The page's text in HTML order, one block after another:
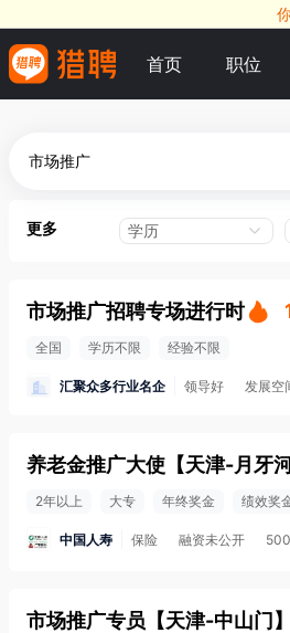
首页 职位
更多 学历
市场推广招聘专场进行时
全国 学历不限 经验不限
汇聚众多行业名企 领导好 发展空
养老金推广大使 【天津-月牙
2年以上 大专 年终奖金 绩效奖
中国人寿 保险 融资未公开
市场推广专员 【天津-中山门 】